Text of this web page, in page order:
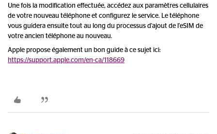
Une fois la modification effectuée, accédez aux paramètres cellulaires
de votre nouveau téléphone et configurez le service. Le téléphone
vous guidera ensuite tout au long du processus d'ajout de l'eSIM de
votre ancien téléphone au nouveau.
Apple propose également un bon guide à ce sujet ici:
https://support.apple.com/en-ca/118669